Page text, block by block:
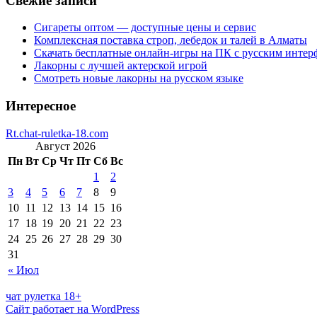
Сигареты оптом — доступные цены и сервис
Комплексная поставка строп, лебедок и талей в Алматы
Скачать бесплатные онлайн-игры на ПК с русским
Лакорны с лучшей актерской игрой
Смотреть новые лакорны на русском языке
Интересное
Rt.chat-ruletka-18.com
Август 2026
Пн Вт Ср Чт Пт Сб Вс
« Июл
1
2
3
4 5 6 7 8
9
10 11 12 13 14 15 16
17 18 19 20 21 22 23
24 25 26 27 28 29 30
31
чат рулетка 18+
Сайт работает на WordPress